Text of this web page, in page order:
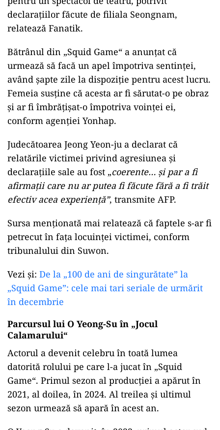
O Yeong- Su, învârstă de 79 de ani, a fost
condamnat laopt luni de închisoare cu
suspendare, dupăanchetacare s-a întins pe o
perioadăde doi ani. În 2022, actorul a fost
acuzatcăar fi agresat sexual o femeie, de
ori chiar. Separe căîntâmplarea a avut loc într-
pentru un spectacol de teatru, potrivit
declarațiilor făcute defilialaSeongnam,
relatează Fanatik.
Bătrânul din „Squid Game“ a anunțatcă
având șapte zileladispoziție pentru acest lucru.
Femeia susține căacesta ar fi sărutat-o pe obraz
șiar fi îmbrățișat-o împotriva voinței ei,
Judecătoarea Jeong Yeon-ju a declarat că
relatările victimei privind agresiunea și
afirmații care nu ar putea fi făcute fără a fi trăit
Sursamenționată mairelateazăcă faptele s-ar fi
petrecutîn fața locuinței victimei, conform
tribunalului din Suwon.